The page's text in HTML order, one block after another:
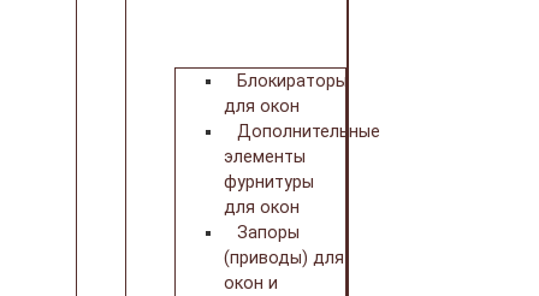
Блокираторы
для окон
Дополнительные
элементы
фурнитуры
для окон
Запоры
(приводы) для
окон и